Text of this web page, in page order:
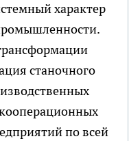
характер
станочного
по всей